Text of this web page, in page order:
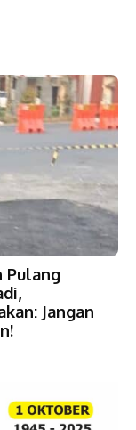
Pulang
Jangan